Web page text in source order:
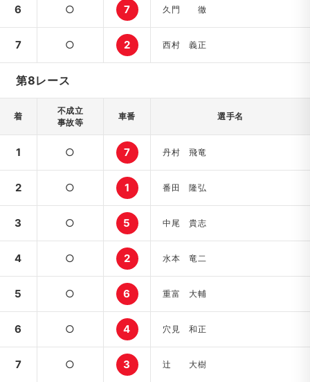
6 ○ 7 久門 徹
7 ○ 2 西村 義正
第8レース
着
不成立
事故等
車番 選手名
1 ○ 7 丹村 飛竜
2 ○ 1 番田 隆弘
3 ○ 5 中尾 貴志
4 ○ 2 水本 竜二
5 ○ 6 重富 大輔
6 ○ 4 穴見 和正
7 ○ 3 辻 大樹